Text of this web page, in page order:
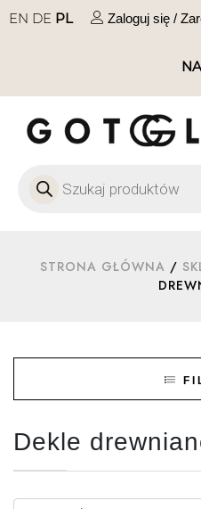
EN DE PL Zaloguj się /
STRONA GŁÓWNA /
Dekle